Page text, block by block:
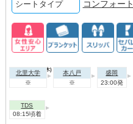
シートタイプ コンフォート
2026年08月20日(木)
北里大学
※
本八戸
※
盛岡
23:00発
TDS
08:15頃着